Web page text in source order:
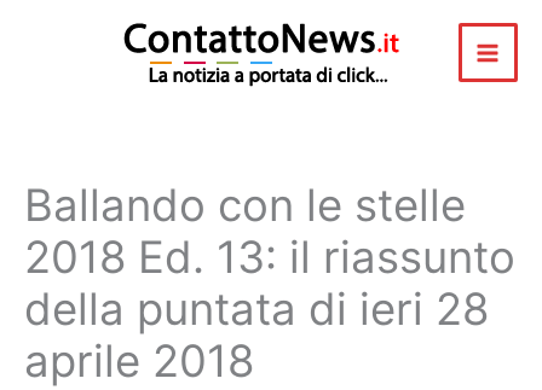
Ballando con le stelle
2018 Ed. 13: il riassunto
della puntata di ieri 28
aprile 2018